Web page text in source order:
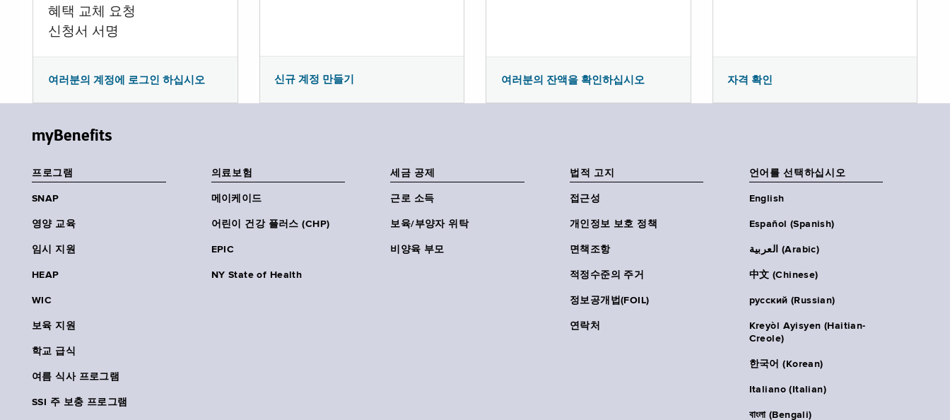
혜택 교체 요청
신청서 서명
여러분의 계정에 로그인 하십시오 신규 계정 만들기 여러분의 잔액을 확인하십시오 자격 확인
myBenefits
프로그램
SNAP
영양 교육
임시 지원
HEAP
WIC
보육 지원
학교 급식
여름 식사 프로그램
SSI 주 보충 프로그램
의료보험
메이케이드
어린이 건강 플러스 (CHP)
EPIC
NY State of Health
세금 공제
근로 소득
보육/부양자 위탁
비양육 부모
법적 고지
접근성
개인정보 보호 정책
면책조항
적정수준의 주거
정보공개법(FOIL)
연락처
언어를 선택하십시오
English
Español (Spanish)
العربية (Arabic)
中文 (Chinese)
русский (Russian)
Kreyòl Ayisyen (Haitian-
Creole)
한국어 (Korean)
Italiano (Italian)
বাংলা (Bengali)